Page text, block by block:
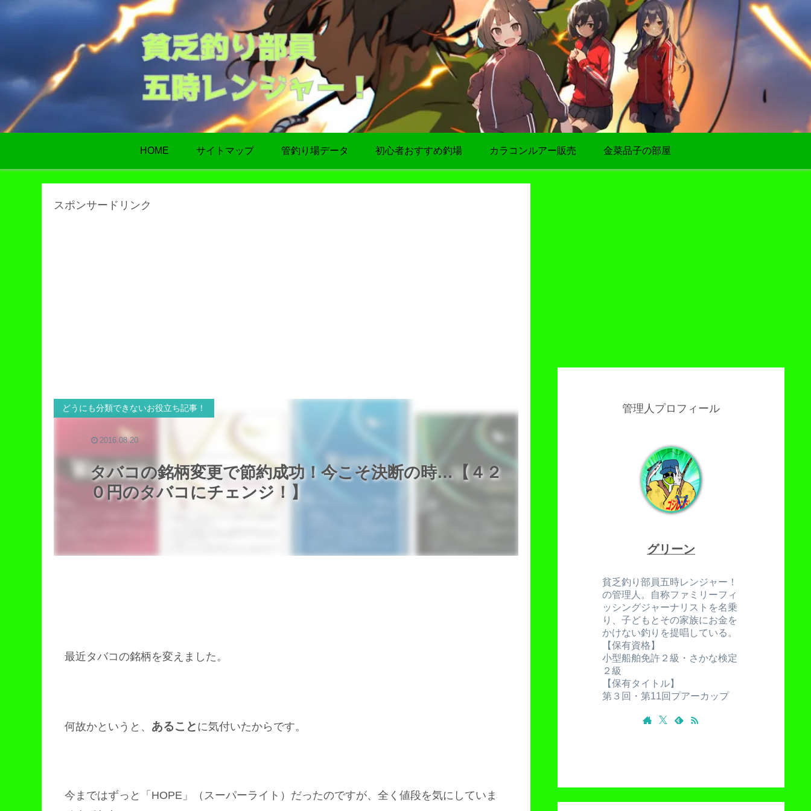
HOME サイトマップ 管釣り場データ 初心者おすすめ釣場 カラコンルアー販売 金菜品子の部屋
スポンサードリンク
タバコの銘柄変更で節約成功！今こそ決断の時…【４２
０円のタバコにチェンジ！】
どうにも分類できないお役立ち記事！
2016.08.20
最近タバコの銘柄を変えました。
何故かというと、 あること に気付いたからです。
今まではずっと「HOPE」（スーパーライト）だったのですが、全く値段を気にしていま
管理人プロフィール
グリーン
貧乏釣り部員五時レンジャー！
の管理人。自称ファミリーフィ
ッシングジャーナリストを名乗
り、子どもとその家族にお金を
かけない釣りを提唱している。
【保有資格】
小型船舶免許２級・さかな検定
２級
【保有タイトル】
第３回・第11回プアーカップ